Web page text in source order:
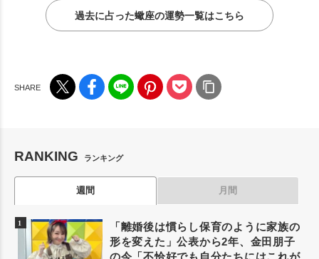
過去に占った蠍座の運勢一覧はこちら
RANKING ランキング
週間 月間
「離婚後は慣らし保育のように家族の
形を変えた」公表から2年、金田朋子